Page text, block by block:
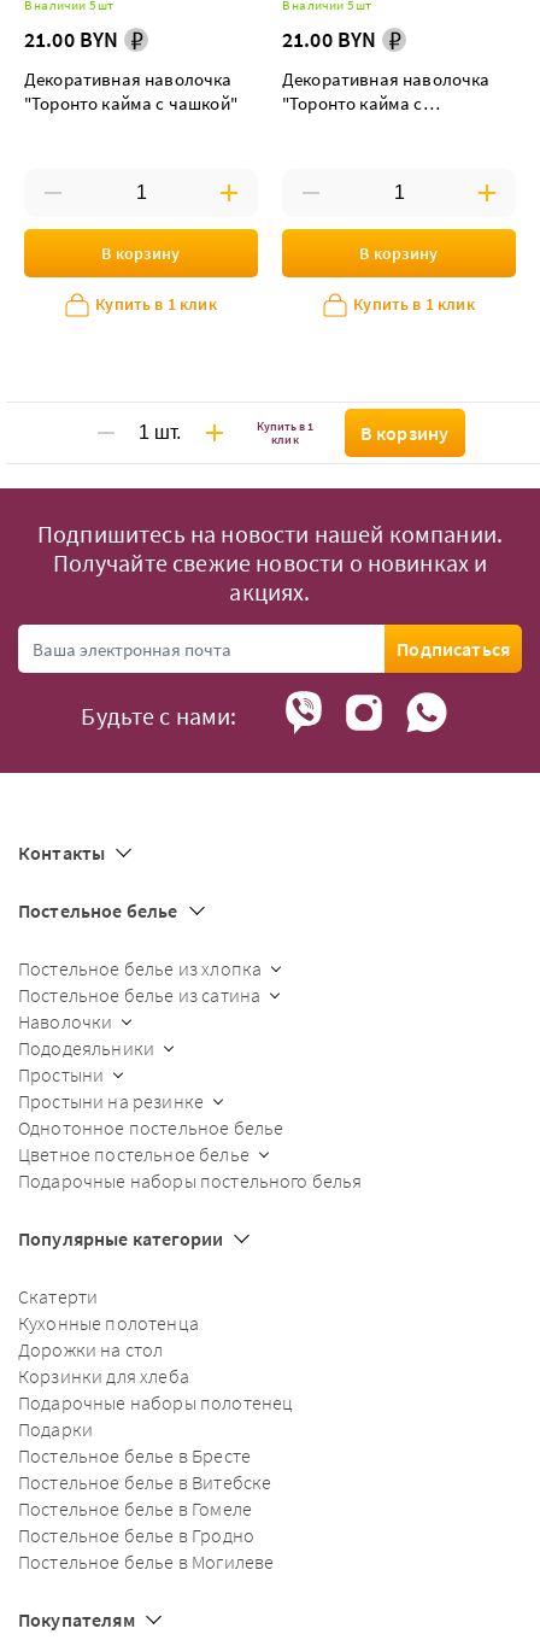
В наличии 5 шт
21.00 BYN
Декоративная наволочка
"Торонто кайма с чашкой"
В корзину
Купить в 1 клик
В наличии 5 шт
21.00 BYN
Декоративная наволочка
"Торонто кайма с
В корзину
Купить в 1 клик
Купить в 1
клик
В корзину
Подпишитесь на новости нашей компании.
Получайте свежие новости о новинках и
акциях.
Подписаться
Будьте с нами:
Контакты
Постельное белье
Постельное белье из хлопка
Постельное белье из сатина
Наволочки
Пододеяльники
Простыни
Простыни на резинке
Однотонное постельное белье
Цветное постельное белье
Подарочные наборы постельного белья
Популярные категории
Скатерти
Кухонные полотенца
Дорожки на стол
Корзинки для хлеба
Подарочные наборы полотенец
Подарки
Постельное белье в Бресте
Постельное белье в Витебске
Постельное белье в Гомеле
Постельное белье в Гродно
Постельное белье в Могилеве
Покупателям